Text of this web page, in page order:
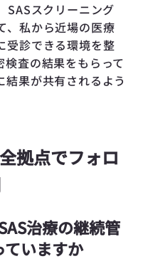
SASスクリーニング
、私から近場の医療
受診できる環境を整
検査の結果をもらって
結果が共有されるよう
拠点でフォロ
治療の継続管
いますか